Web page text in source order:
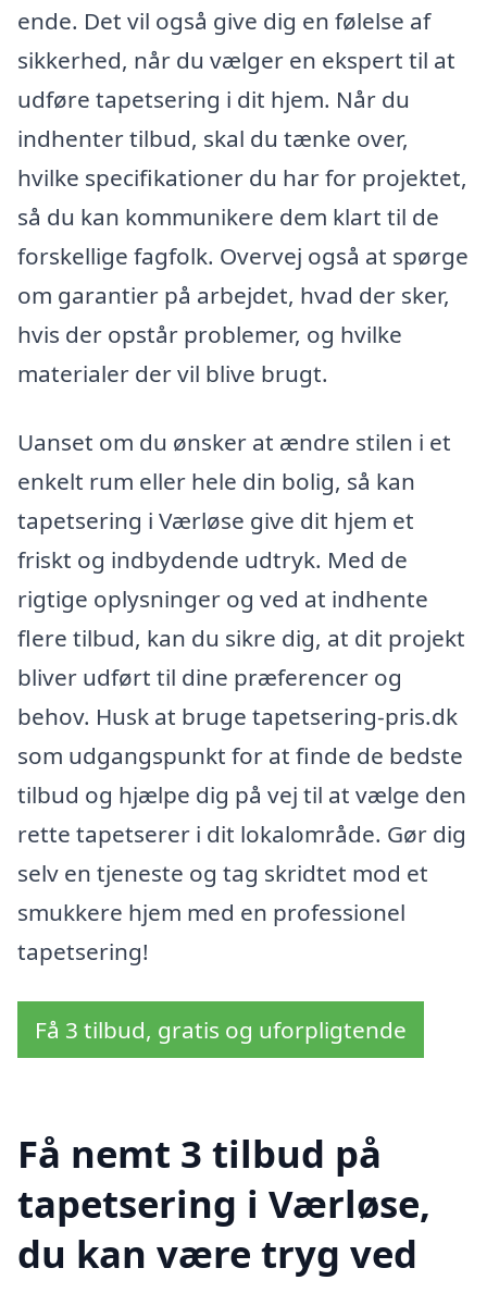
ende. Det vil også give dig en følelse af
sikkerhed, når du vælger en ekspert til at
udføre tapetsering i dit hjem. Når du
indhenter tilbud, skal du tænke over,
hvilke specifikationer du har for projektet,
så du kan kommunikere dem klart til de
forskellige fagfolk. Overvej også at spørge
om garantier på arbejdet, hvad der sker,
hvis der opstår problemer, og hvilke
materialer der vil blive brugt.
Uanset om du ønsker at ændre stilen i et
enkelt rum eller hele din bolig, så kan
tapetsering i Værløse give dit hjem et
friskt og indbydende udtryk. Med de
rigtige oplysninger og ved at indhente
flere tilbud, kan du sikre dig, at dit projekt
bliver udført til dine præferencer og
behov. Husk at bruge tapetsering-pris.dk
som udgangspunkt for at finde de bedste
tilbud og hjælpe dig på vej til at vælge den
rette tapetserer i dit lokalområde. Gør dig
selv en tjeneste og tag skridtet mod et
smukkere hjem med en professionel
tapetsering!
Få 3 tilbud, gratis og uforpligtende
Få nemt 3 tilbud på
tapetsering i Værløse,
du kan være tryg ved